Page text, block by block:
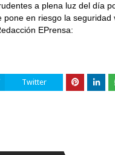
a plena luz del día
en riesgo la seguridad
EPrensa:
Twitter